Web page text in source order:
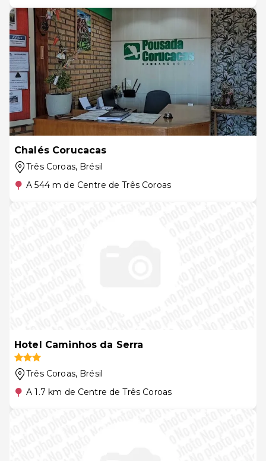
Chalés Corucacas
Três Coroas, Brésil
A 544 m de Centre de Três Coroas
Hotel Caminhos da Serra
Três Coroas, Brésil
A 1.7 km de Centre de Três Coroas